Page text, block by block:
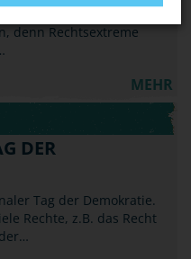
denn Rechtsextreme
MEHR
DER
Tag der Demokratie.
Rechte, z.B. das Recht